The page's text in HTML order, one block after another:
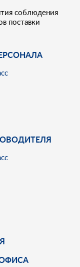
соблюдения
поставки